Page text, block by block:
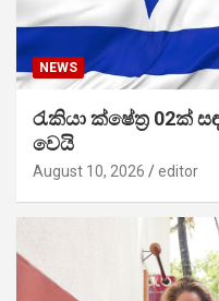
NEWS
රැකියා ක්ෂේත්‍ර 02ක්
වෙයි
August 10, 2026 editor